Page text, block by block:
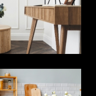
Nous
complet, de
de la vente. Nous
de marketing
objectif est
au meilleur